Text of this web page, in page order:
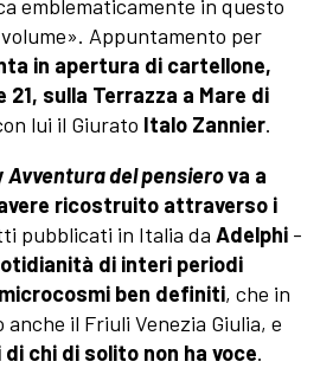
emblematicamente in questo
Appuntamento per
in apertura di cartellone,
21, sulla Terrazza a Mare di
lui il Giurato Italo Zannier.
Avventura del pensierova a
ricostruito attraverso i
pubblicati in Italia da Adelphi -
di interi periodi
ben definiti, che in
il Friuli Venezia Giulia, e
chi di solito non ha voce.